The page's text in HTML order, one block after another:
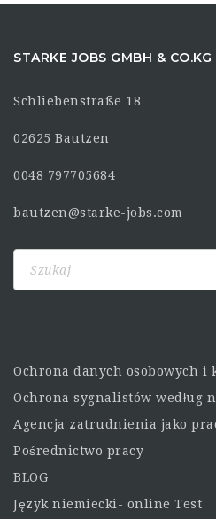
STARKE JOBS GMBH & CO.KG
Schliebenstraße 18
02625 Bautzen
0048 797705684
bautzen@starke-jobs.com
Ochrona danych osobowych i
Ochrona sygnalistów według
Agencja zatrudnienia jako
Pośrednictwo pracy
BLOG
Język niemiecki- online Test